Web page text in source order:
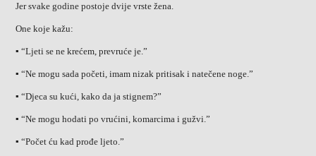
Jer svake godine postoje dvije vrste žena.
One koje kažu:
▪︎ “Ljeti se ne krećem, prevruće je.”
▪︎ “Ne mogu sada početi, imam nizak pritisak i natečene noge.”
▪︎ “Djeca su kući, kako da ja stignem?”
▪︎ “Ne mogu hodati po vrućini, komarcima i gužvi.”
▪︎ “Počet ću kad prođe ljeto.”